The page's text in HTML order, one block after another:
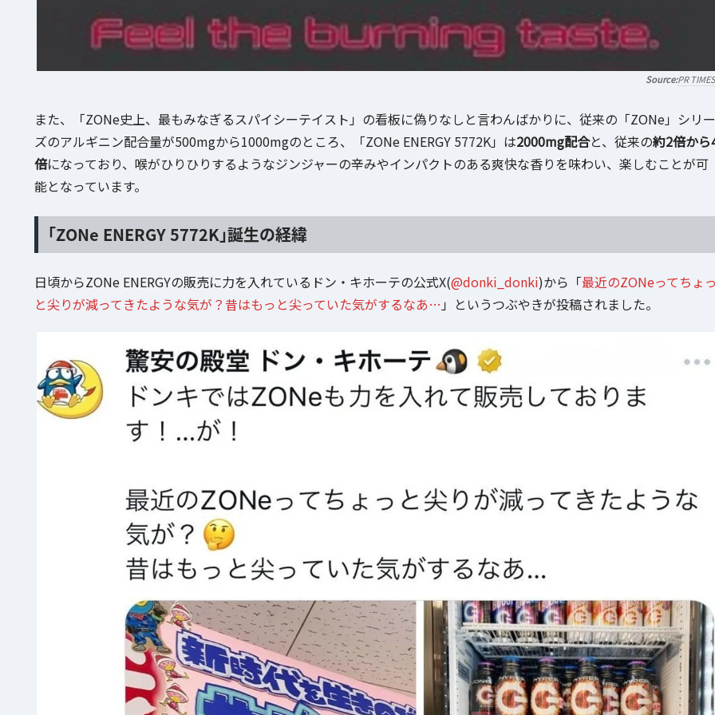
PR TIMES
また、「ZONe史上、最もみなぎるスパイシーテイスト」の看板に偽りなしと言わんばかりに、従来の「ZONe」シリー
ズのアルギニン配合量が500mgから1000mgのところ、「ZONe ENERGY 5772K」は2000mg配合と、従来の約2倍から
倍になっており、喉がひりひりするようなジンジャーの辛みやインパクトのある爽快な香りを味わい、楽しむことが可
能となっています。
「ZONe ENERGY 5772K」誕生の経緯
日頃からZONe ENERGYの販売に力を入れているドン・キホーテの公式X(@donki_donki)から「最近のZONeってちょっ
と尖りが減ってきたような気が？昔はもっと尖っていた気がするなあ… 」というつぶやきが投稿されました。